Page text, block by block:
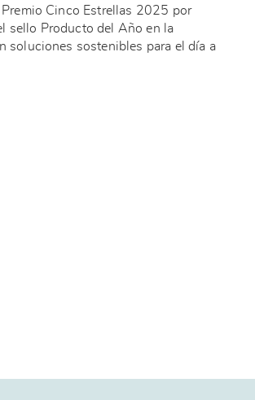
Cinco Estrellas 2025 por
sello Producto del Año en la
soluciones sostenibles para el día a